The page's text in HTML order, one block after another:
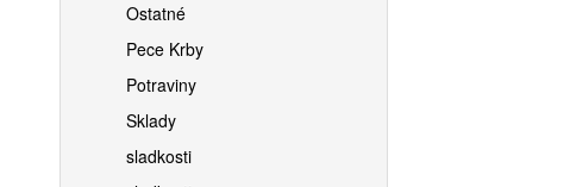
Ostatné
Pece Krby
Potraviny
Sklady
sladkosti